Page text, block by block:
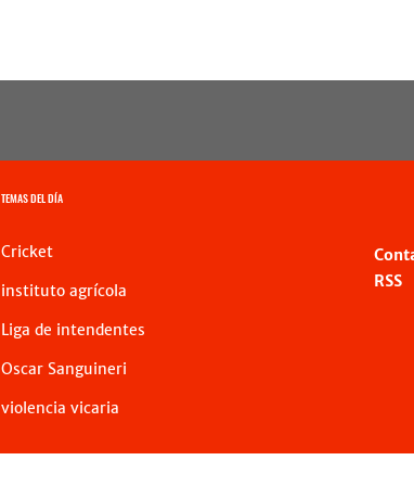
TEMAS DEL DÍA
Cricket
instituto agrícola
Liga de intendentes
Oscar Sanguineri
violencia vicaria
RSS